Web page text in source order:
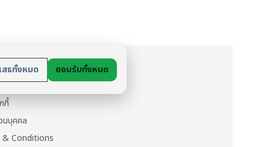
สธทั้งหมด ยอมรับทั้งหมด
ย
นตัว
กี้
นบุคคล
& Conditions